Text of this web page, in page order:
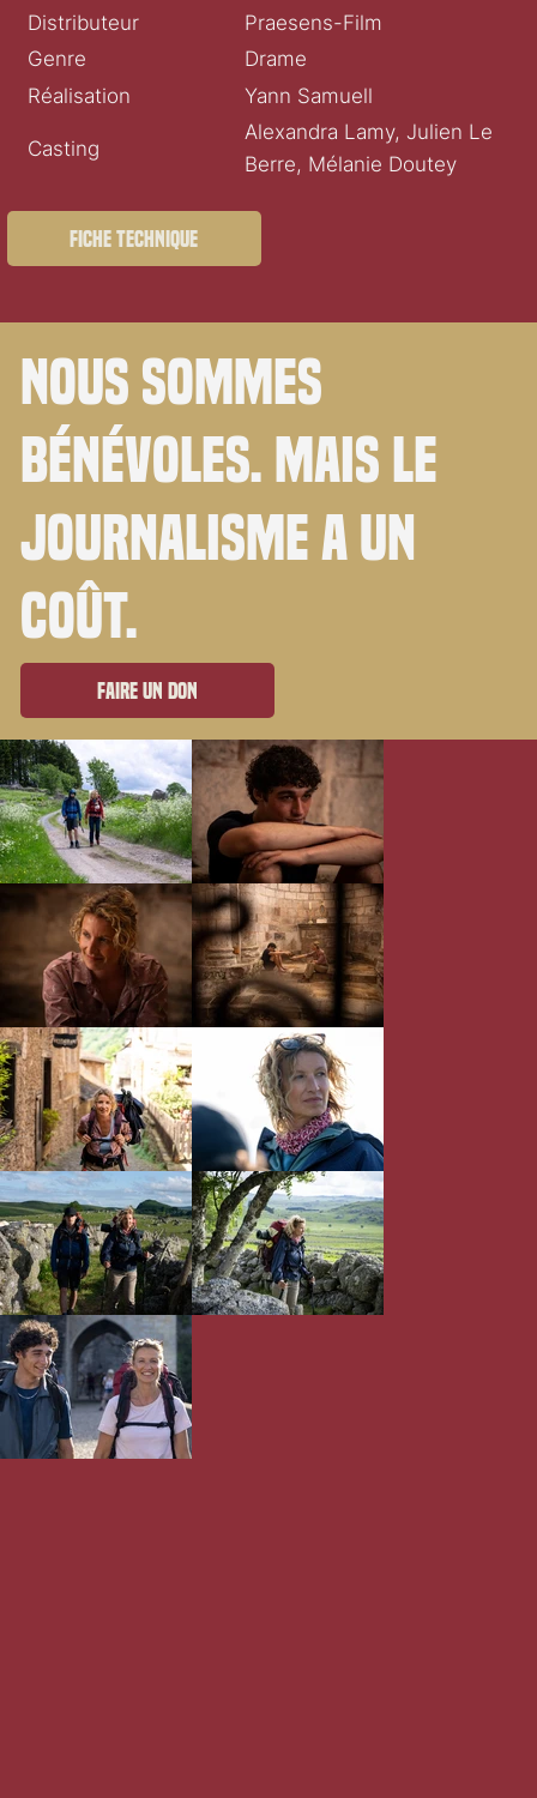
Distributeur
Praesens-Film
Genre
Drame
Réalisation
Yann Samuell
Casting
Alexandra Lamy, Julien Le
Berre, Mélanie Doutey
Fiche technique
Nous sommes
bénévoles. Mais le
journalisme a un
coût.
Faire un don